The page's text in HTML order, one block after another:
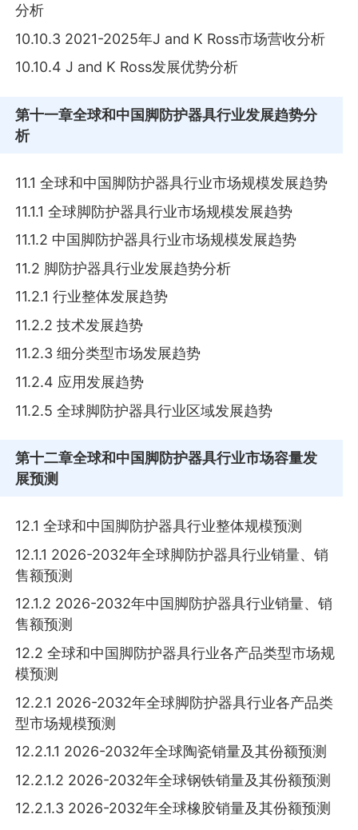
分析
10.10.3 2021-2025年J and K Ross市场营收分析
10.10.4 J and K Ross发展优势分析
第十一章全球和中国脚防护器具行业发展趋势分
析
11.1 全球和中国脚防护器具行业市场规模发展趋势
11.1.1 全球脚防护器具行业市场规模发展趋势
11.1.2 中国脚防护器具行业市场规模发展趋势
11.2 脚防护器具行业发展趋势分析
11.2.1 行业整体发展趋势
11.2.2 技术发展趋势
11.2.3 细分类型市场发展趋势
11.2.4 应用发展趋势
11.2.5 全球脚防护器具行业区域发展趋势
第十二章全球和中国脚防护器具行业市场容量发
展预测
12.1 全球和中国脚防护器具行业整体规模预测
12.1.1 2026-2032年全球脚防护器具行业销量、销
售额预测
12.1.2 2026-2032年中国脚防护器具行业销量、销
售额预测
12.2 全球和中国脚防护器具行业各产品类型市场规
模预测
12.2.1 2026-2032年全球脚防护器具行业各产品类
型市场规模预测
12.2.1.1 2026-2032年全球陶瓷销量及其份额预测
12.2.1.2 2026-2032年全球钢铁销量及其份额预测
12.2.1.3 2026-2032年全球橡胶销量及其份额预测